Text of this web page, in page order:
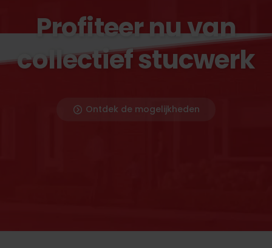
Profiteer nu van
collectief stucwerk
Ontdek de mogelijkheden